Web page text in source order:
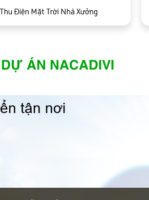
Điện Mặt Trời Nhà Xưởng
ÁN NACADIVI
tận nơi